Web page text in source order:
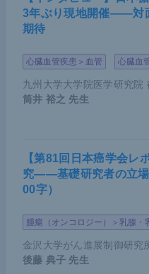
3年ぶり現地開催――対
期待
心臓血管疾患＞血管 心臓血
九州大学大学院医学研究院
筒井 裕之 先生
【第81回日本癌学会レ
究――基礎研究者の立場
00字）
腫瘍（オンコロジー）＞乳腺・
金沢大学がん進展制御研究
後藤 典子 先生